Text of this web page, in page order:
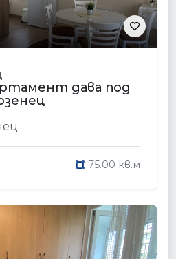
дава под
75.00 кв.м